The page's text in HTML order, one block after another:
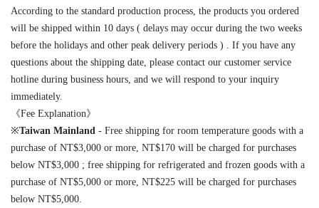
According to the standard production process, the products you ordered
will be shipped within 10 days ( delays may occur during the two weeks
before the holidays and other peak delivery periods ) . If you have any
questions about the shipping date, please contact our customer service
hotline during business hours, and we will respond to your inquiry
immediately.
《Fee Explanation》
※Taiwan Mainland - Free shipping for room temperature goods with a
purchase of NT$3,000 or more, NT$170 will be charged for purchases
below NT$3,000 ; free shipping for refrigerated and frozen goods with a
purchase of NT$5,000 or more, NT$225 will be charged for purchases
below NT$5,000.